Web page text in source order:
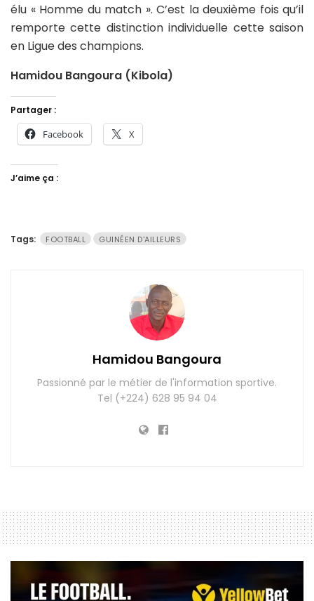
élu « Homme du match ». C’est la deuxième fois qu’il
remporte cette distinction individuelle cette saison
en Ligue des champions.
Hamidou Bangoura (Kibola)
Partager :
Facebook X
J’aime ça :
Tags: FOOTBALL GUINÉEN D'AILLEURS
Hamidou Bangoura
Passionné par le métier de l'information sportive.
Tel (+224) 628 95 94 04